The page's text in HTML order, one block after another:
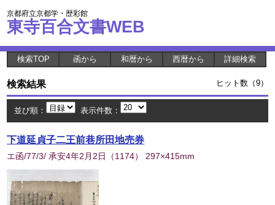
京都府立京都学・歴彩館
東寺百合文書WEB
検索TOP 函から 和暦から 西暦から 詳細検索
検索結果 ヒット数（9）
並び順： 表示件数：
下道延貞子二王前巷所田地売券
エ函/77/3/ 承安4年2月2日 （1174） 297×415mm